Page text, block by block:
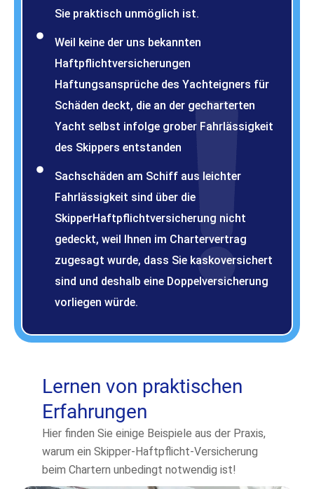
Sie praktisch unmöglich ist.
Weil keine der uns bekannten
Haftpflichtversicherungen
Haftungsansprüche des Yachteigners für
Schäden deckt, die an der gecharterten
Yacht selbst infolge grober Fahrlässigkeit
des Skippers entstanden
Sachschäden am Schiff aus leichter
Fahrlässigkeit sind über die
SkipperHaftpflichtversicherung nicht
gedeckt, weil Ihnen im Chartervertrag
zugesagt wurde, dass Sie kaskoversichert
sind und deshalb eine Doppelversicherung
vorliegen würde.
Lernen von praktischen
Erfahrungen
Hier finden Sie einige Beispiele aus der Praxis,
warum ein Skipper-Haftpflicht-Versicherung
beim Chartern unbedingt notwendig ist!